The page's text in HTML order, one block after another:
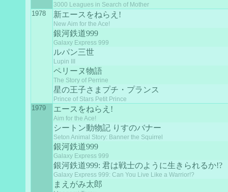
3000 Leagues in Search of Mother
1978 新エースをねらえ!
New Aim for the Ace!
銀河鉄道999
Galaxy Express 999
ルパン三世
Lupin III
ペリーヌ物語
The Story of Perrine
星の王子さまプチ・プランス
Prince of Stars Petit Prince
1979 エースをねらえ!
Aim for the Ace!
シートン動物記 りすのバナー
Seton Animal Story: Banner the Squirrel
銀河鉄道999
Galaxy Express 999
銀河鉄道999: 君は戦士のように生きられるか!?
Galaxy Express 999: Can You Live Like a Warrior!?
まえがみ太郎